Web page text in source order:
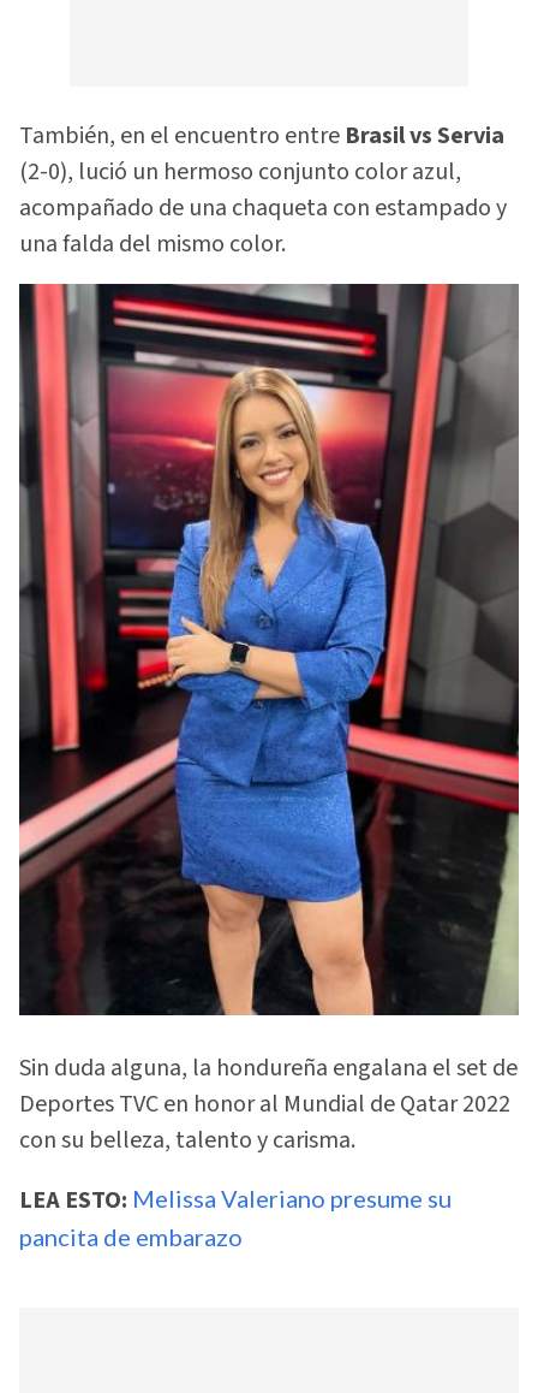
También, en el encuentro entre Brasil vs Servia
(2-0), lució un hermoso conjunto color azul,
acompañado de una chaqueta con estampado y
una falda del mismo color.
Sin duda alguna, la hondureña engalana el set de
Deportes TVC en honor al Mundial de Qatar 2022
con su belleza, talento y carisma.
LEA ESTO: Melissa Valeriano presume su
pancita de embarazo